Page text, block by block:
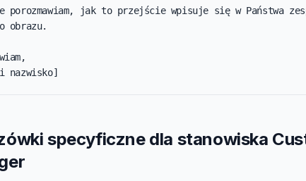
porozmawiam, jak to przejście wpisuje się w Państwa
obrazu.
nazwisko]
specyficzne dla stanowiska